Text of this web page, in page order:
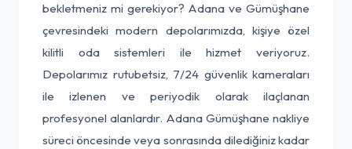
bekletmeniz mi gerekiyor? Adana ve Gümüşhane
çevresindeki modern depolarımızda, kişiye özel
kilitli oda sistemleri ile hizmet veriyoruz.
Depolarımız rutubetsiz, 7/24 güvenlik kameraları
ile izlenen ve periyodik olarak ilaçlanan
profesyonel alanlardır. Adana Gümüşhane nakliye
süreci öncesinde veya sonrasında dilediğiniz kadar